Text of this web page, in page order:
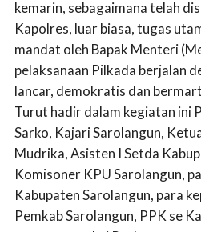
kemarin, sebagaimana telah
Kapolres, luar biasa, tugas
mandat oleh Bapak Menteri
pelaksanaan Pilkada berjalan
lancar, demokratis dan
Turut hadir dalam kegiatan ini
Sarko, Kajari Sarolangun,
Mudrika, Asisten I Setda
Komisoner KPU Sarolangun,
Kabupaten Sarolangun, para
Pemkab Sarolangun, PPK se